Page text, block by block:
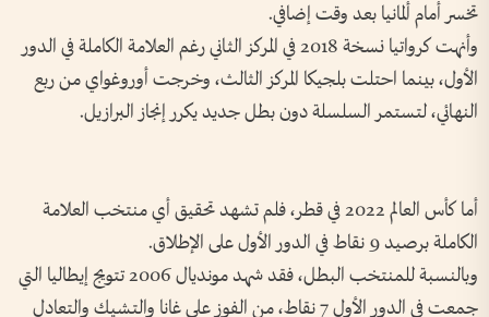
تخسر أمام ألمانيا بعد وقت إضافي.
وأنهت كرواتيا نسخة 2018 في المركز الثاني رغم العلامة الكاملة في الدور
الأول، بينما احتلت بلجيكا المركز الثالث، وخرجت أوروغواي من ربع
النهائي، لتستمر السلسلة دون بطل جديد يكرر إنجاز البرازيل.
أما كأس العالم 2022 في قطر، فلم تشهد تحقيق أي منتخب العلامة
الكاملة برصيد 9 نقاط في الدور الأول على الإطلاق.
وبالنسبة للمنتخب البطل، فقد شهد مونديال 2006 تتويج إيطاليا التي
جمعت في الدور الأول 7 نقاط، من الفوز على غانا والتشيك والتعادل